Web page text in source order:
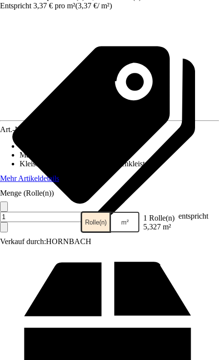
Entspricht 3,37 € pro m²(3,37 €/ m²)
Verkauf durch:HORNBACH
Art.-Nr.
Maße (BxH)
Kleisterempfehlung
Spezialtapetenkleister
Mehr Artikeldetails
Menge (Rolle(n))
Rolle(n) m² 1 Rolle(n) entspricht
5,327 m²